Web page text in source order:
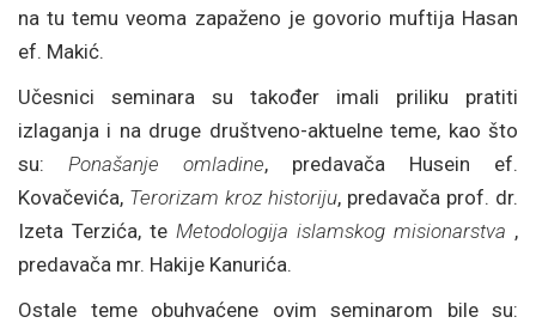
na tu temu veoma zapaženo je govorio muftija Hasan
ef. Makić.
Učesnici seminara su također imali priliku pratiti
izlaganja i na druge društveno-aktuelne teme, kao što
su: Ponašanje omladine, predavača Husein ef.
Kovačevića, Terorizam kroz historiju, predavača prof. dr.
Izeta Terzića, te Metodologija islamskog misionarstva ,
predavača mr. Hakije Kanurića.
Ostale teme obuhvaćene ovim seminarom bile su: